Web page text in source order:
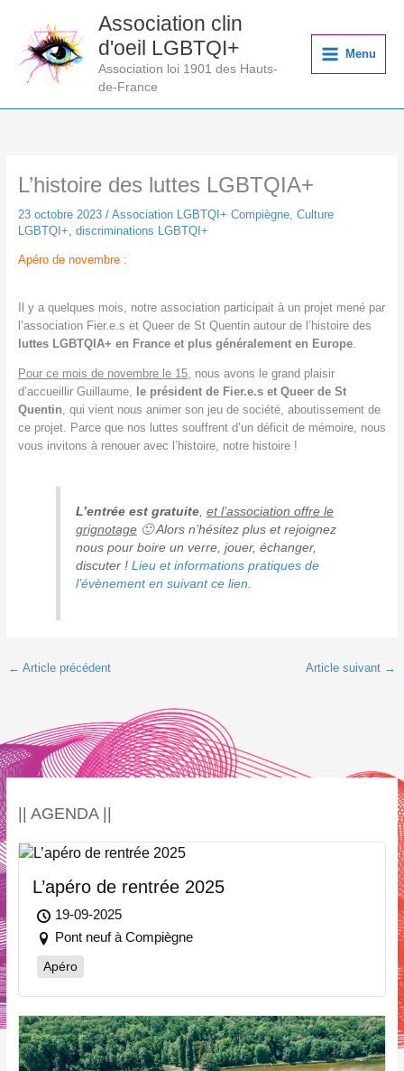
contenu
Association clin
d'oeil LGBTQI+
Association loi 1901 des Hauts-
de-France
Menu
|| AGENDA ||
L’apéro de rentrée 2025
19-09-2025
Pont neuf à Compiègne
Apéro
L’histoire des luttes LGBTQIA+
23 octobre 2023 / Association LGBTQI+ Compiègne, Culture
LGBTQI+ discriminations LGBTQI+
Apéro de novembre :
Il y a quelques mois, notre association participait à un projet mené par
l’association Fier.e.s et Queer de St Quentin autour de l’histoire des
luttes LGBTQIA+ en France et plus généralement en Europe.
Pour ce mois de novembre le 15, nous avons le grand plaisir
d’accueillir Guillaume, le président de Fier.e.s et Queer de St
Quentin, qui vient nous animer son jeu de société, aboutissement de
ce projet. Parce que nos luttes souffrent d’un déficit de mémoire, nous
vous invitons à renouer avec l’histoire, notre histoire !
L’entrée est gratuite, et l’association offre le
grignotage🙂 Alors n’hésitez plus et rejoignez
nous pour boire un verre, jouer, échanger,
discuter ! Lieu et informations pratiques de
l’évènement en suivant ce lien.
← Article précédent Article suivant →